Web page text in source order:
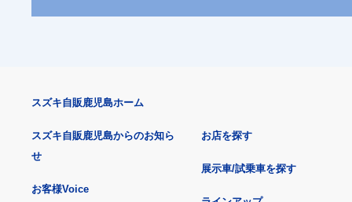
スズキ自販鹿児島ホーム
スズキ自販鹿児島からのお知ら
せ
お客様Voice
お店を探す
展示車/試乗車を探す